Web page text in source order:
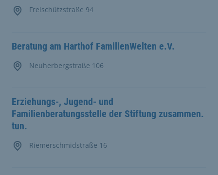
Freischützstraße 94
Beratung am Harthof FamilienWelten e.V.
Neuherbergstraße 106
Erziehungs-, Jugend- und
Familienberatungsstelle der Stiftung zusammen.
tun.
Riemerschmidstraße 16